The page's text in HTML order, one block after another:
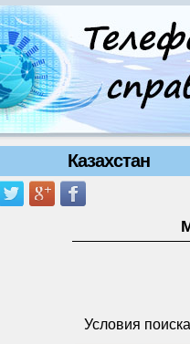
Казахстан
Условия